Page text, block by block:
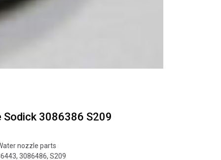
Sodick 3086386 S209
nozzle parts
,3086486,S209